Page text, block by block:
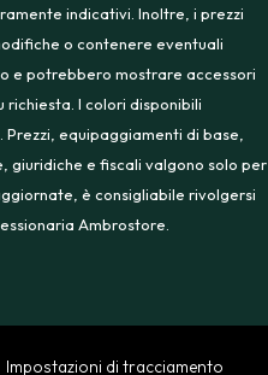
indicativi. Inoltre, i prezzi
o contenere eventuali
e potrebbero mostrare accessori
richiesta. I colori disponibili
equipaggiamenti di base,
giuridiche e fiscali valgono solo per
è consigliabile rivolgersi
Ambrostore.
Impostazioni di tracciamento